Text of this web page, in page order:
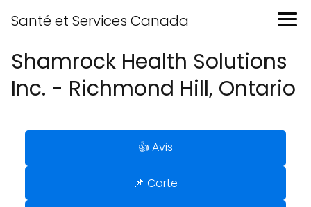
Santé et Services Canada
Shamrock Health Solutions
Inc. - Richmond Hill, Ontario
👍 Avis
📌 Carte